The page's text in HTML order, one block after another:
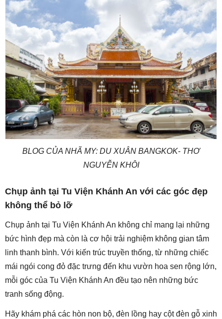
BLOG CỦA NHÃ MY: DU XUÂN BANGKOK- THƠ
NGUYỄN KHÔI
Chụp ảnh tại Tu Viện Khánh An với các góc đẹp
không thể bỏ lỡ
Chụp ảnh tại Tu Viện Khánh An không chỉ mang lại những
bức hình đẹp mà còn là cơ hội trải nghiệm không gian tâm
linh thanh bình. Với kiến trúc truyền thống, từ những chiếc
mái ngói cong đỏ đặc trưng đến khu vườn hoa sen rộng lớn,
mỗi góc của Tu Viện Khánh An đều tạo nên những bức
tranh sống động.
Hãy khám phá các hòn non bộ, đèn lồng hay cột đèn gỗ xinh